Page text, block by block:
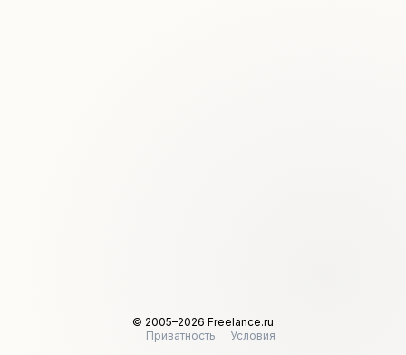
© 2005–2026 Freelance.ru
Приватность
Условия